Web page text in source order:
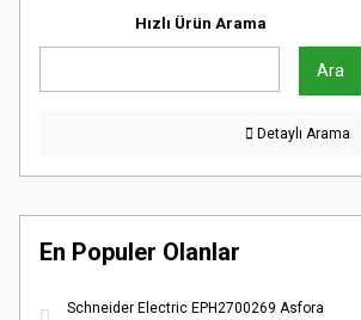
Hızlı Ürün Arama
Ara
Detaylı Arama
En Populer Olanlar
Schneider Electric EPH2700269 Asfora